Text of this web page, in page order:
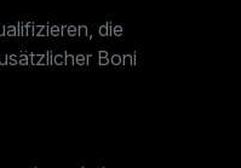
die
Boni